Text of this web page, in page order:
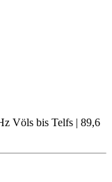
Völs bis Telfs | 89,6